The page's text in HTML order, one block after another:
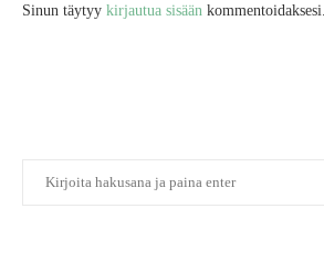
Sinun täytyy kirjautua sisään kommentoidaksesi.